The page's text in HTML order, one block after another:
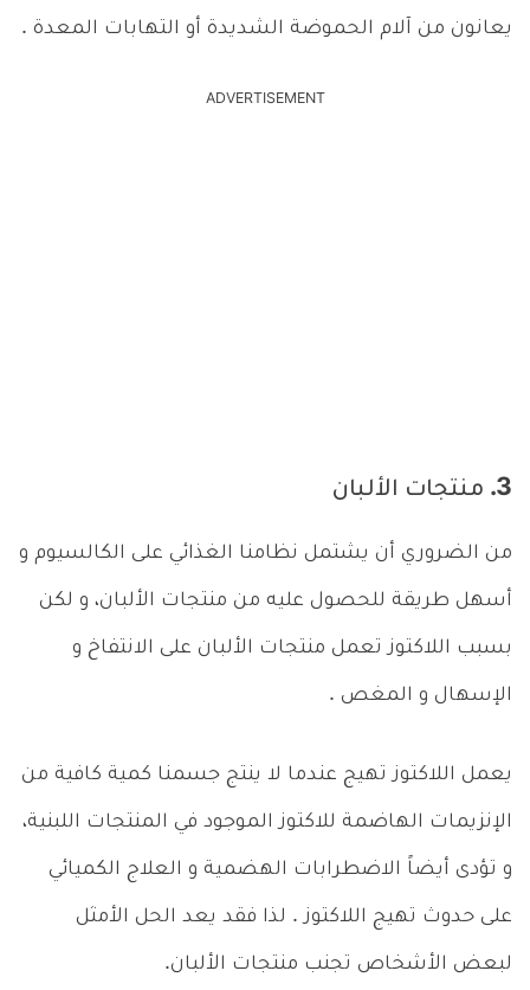
يعانون من آلام الحموضة الشديدة أو التهابات المعدة .
ADVERTISEMENT
3. منتجات الألبان
من الضروري أن يشتمل نظامنا الغذائي على الكالسيوم و
أسهل طريقة للحصول عليه من منتجات الألبان، و لكن
بسبب اللاكتوز تعمل منتجات الألبان على الانتفاخ و
الإسهال و المغص .
يعمل اللاكتوز تهيج عندما لا ينتج جسمنا كمية كافية من
الإنزيمات الهاضمة للاكتوز الموجود في المنتجات اللبنية،
و تؤدى أيضاً الاضطرابات الهضمية و العلاج الكميائي
على حدوث تهيج اللاكتوز . لذا فقد يعد الحل الأمثل
لبعض الأشخاص تجنب منتجات الألبان.